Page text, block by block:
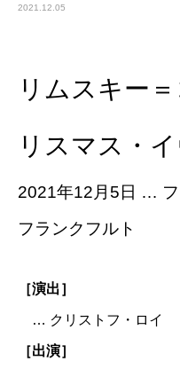
2021.12.05
リムスキー
リスマス・
2021年12月5日 …
フランクフルト
［演出］
… クリストフ・ロイ
［出演］